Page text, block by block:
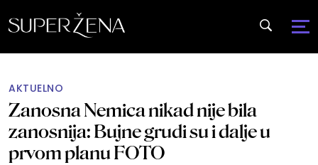
AKTUELNO
Zanosna Nemica nikad nije bila
zanosnija: Bujne grudi su i dalje u
prvom planu FOTO